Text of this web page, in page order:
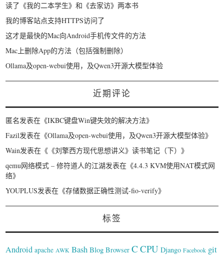
读了《我的二本学生》和《去家访》两本书
我的博客站点支持HTTPS访问了
这才是最快的Mac向Android手机传文件的方法
Mac上删除App的方法（包括强制删除）
Ollama及open-webui使用，及Qwen3开源大模型体验
近期评论
匿名发表在《IKBC键盘Win键失效的解决方法》
Fazil发表在《Ollama及open-webui使用，及Qwen3开源大模型体验》
Wain发表在《 《刘擎西方现代思想讲义》读书笔记（下）》
qemu网络模式 – 修符道人的江湖发表在《4.4.3 KVM使用NAT模式网
络》
YOUPLUS发表在《存储数据正确性测试-fio-verify》
标签
Android apache AWK Bash Blog Browser C CPU Django Facebook git